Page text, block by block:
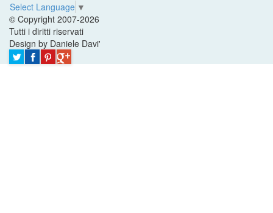
Select Language ▼
© Copyright 2007-2026
Tutti i diritti riservati
Design by Daniele Davi'